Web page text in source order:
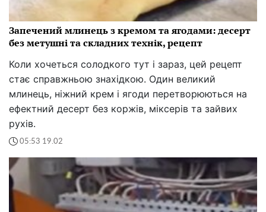
Запечений млинець з кремом та ягодами: десерт
без метушні та складних технік, рецепт
Коли хочеться солодкого тут і зараз, цей рецепт
стає справжньою знахідкою. Один великий
млинець, ніжний крем і ягоди перетворюються на
ефектний десерт без коржів, міксерів та зайвих
рухів.
05:53 19.02